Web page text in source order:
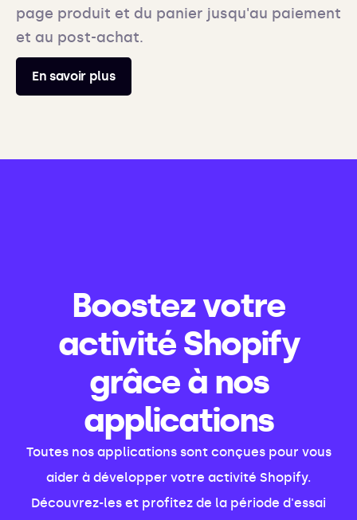
page produit et du panier jusqu'au paiement
et au post-achat.
En savoir plus
Boostez votre
activité Shopify
grâce à nos
applications
Toutes nos applications sont conçues pour vous
aider à développer votre activité Shopify.
Découvrez-les et profitez de la période d'essai